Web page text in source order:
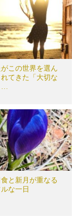
この世界を選ん
てきた「大切な
と新月が重なる
な一日